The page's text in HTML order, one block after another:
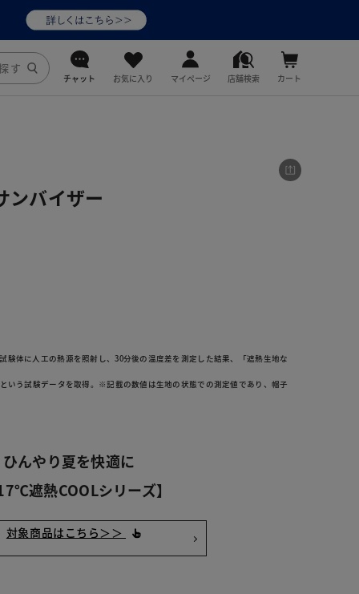
チャット お気に入り マイページ 店舗検索 カート
バイザー
体に人工の熱源を照射し、30分後の温度差を測定した結果、「遮熱生地な
いう試験データを取得。※記載の数値は生地の状態での測定値であり、帽子
ひんやり夏を快適に
17℃遮熱COOLシリーズ】
対象商品はこちら＞＞